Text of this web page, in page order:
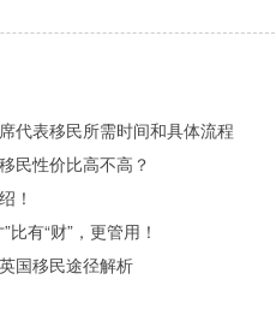
代表移民所需时间和具体流程
民性价比高不高？
！
有“财”，更管用！
国移民途径解析